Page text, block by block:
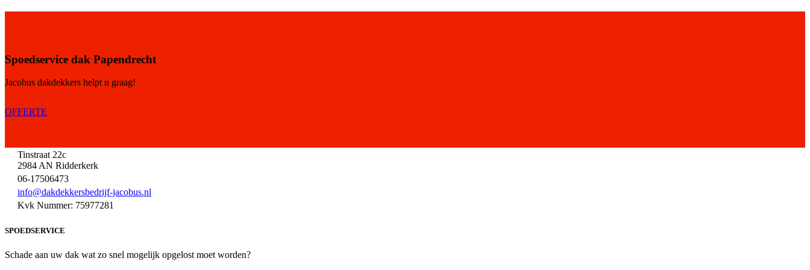
Spoedservice dak Papendrecht
Jacobus dakdekkers helpt u graag!
OFFERTE
Tinstraat 22c
2984 AN Ridderkerk
06-17506473
info@dakdekkersbedrijf-jacobus.nl
Kvk Nummer: 75977281
SPOEDSERVICE
Schade aan uw dak wat zo snel mogelijk opgelost moet worden?